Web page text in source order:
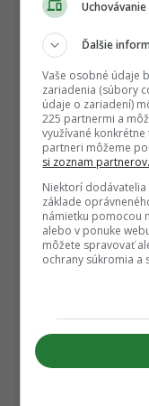
Ďalšie
Vaše osobné údaje
zariadenia (súbory
údaje o zariadení)
225 partnermi a
využívané
partneri môžeme
si zoznam partnerov.
Niektorí dodávatelia
základe
námietku pomocou
alebo v ponuke
môžete spravovať
ochrany súkromia a